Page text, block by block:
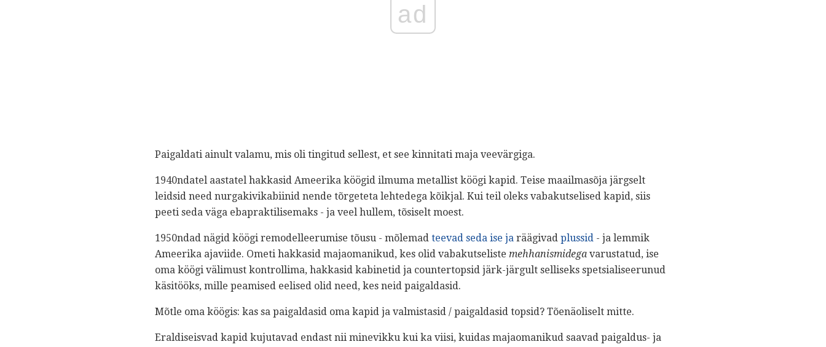
ad
Paigaldati ainult valamu, mis oli tingitud sellest, et see kinnitati maja veevärgiga.
1940ndatel aastatel hakkasid Ameerika köögid ilmuma metallist köögi kapid. Teise maailmasõja järgselt
leidsid need nurgakivikabiinid nende tõrgeteta lehtedega kõikjal. Kui teil oleks vabakutselised kapid, siis
peeti seda väga ebapraktilisemaks - ja veel hullem, tõsiselt moest.
1950ndad nägid köögi remodelleerumise tõusu - mõlemad teevad seda ise ja räägivad plussid - ja lemmik
Ameerika ajaviide. Ometi hakkasid majaomanikud, kes olid vabakutseliste mehhanismidega varustatud, ise
oma köögi välimust kontrollima, hakkasid kabinetid ja countertopsid järk-järgult selliseks spetsialiseerunud
käsitööks, mille peamised eelised olid need, kes neid paigaldasid.
Mõtle oma köögis: kas sa paigaldasid oma kapid ja valmistasid / paigaldasid topsid? Tõenäoliselt mitte.
Eraldiseisvad kapid kujutavad endast nii minevikku kui ka viisi, kuidas majaomanikud saavad paigaldus- ja